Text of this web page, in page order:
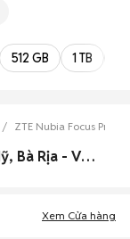
512 GB 1 TB
ZTE Nubia Focus Pro
0 Zte Nubia Focus Pro cũ Thị xã Phú Mỹ, Bà Rịa - Vũng Tàu đẹp
Xem Cửa hàng